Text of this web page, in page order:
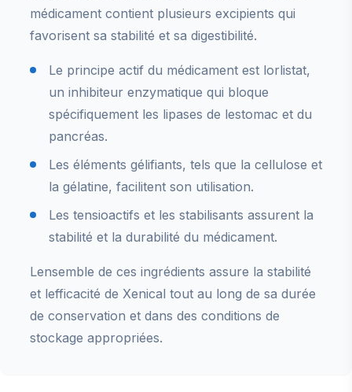
médicament contient plusieurs excipients qui
favorisent sa stabilité et sa digestibilité.
Le principe actif du médicament est lorlistat,
un inhibiteur enzymatique qui bloque
spécifiquement les lipases de lestomac et du
pancréas.
Les éléments gélifiants, tels que la cellulose et
la gélatine, facilitent son utilisation.
Les tensioactifs et les stabilisants assurent la
stabilité et la durabilité du médicament.
Lensemble de ces ingrédients assure la stabilité
et lefficacité de Xenical tout au long de sa durée
de conservation et dans des conditions de
stockage appropriées.